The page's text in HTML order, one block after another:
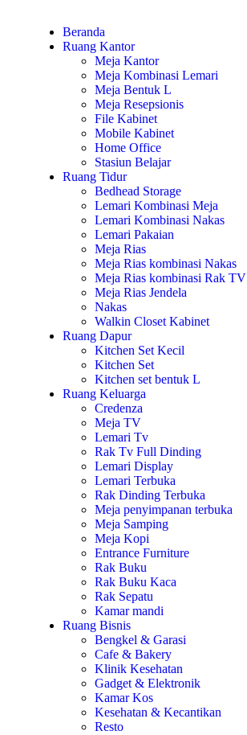
Beranda
Ruang Kantor
Meja Kantor
Meja Kombinasi Lemari
Meja Bentuk L
Meja Resepsionis
File Kabinet
Mobile Kabinet
Home Office
Stasiun Belajar
Ruang Tidur
Bedhead Storage
Lemari Kombinasi Meja
Lemari Kombinasi Nakas
Lemari Pakaian
Meja Rias
Meja Rias kombinasi Nakas
Meja Rias kombinasi Rak TV
Meja Rias Jendela
Nakas
Walkin Closet Kabinet
Ruang Dapur
Kitchen Set Kecil
Kitchen Set
Kitchen set bentuk L
Ruang Keluarga
Credenza
Meja TV
Lemari Tv
Rak Tv Full Dinding
Lemari Display
Lemari Terbuka
Rak Dinding Terbuka
Meja penyimpanan terbuka
Meja Samping
Meja Kopi
Entrance Furniture
Rak Buku
Rak Buku Kaca
Rak Sepatu
Kamar mandi
Ruang Bisnis
Bengkel & Garasi
Cafe & Bakery
Klinik Kesehatan
Gadget & Elektronik
Kamar Kos
Kesehatan & Kecantikan
Resto